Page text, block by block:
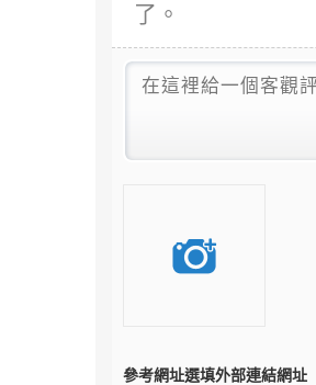
了。
參考網址選填外部連結網址